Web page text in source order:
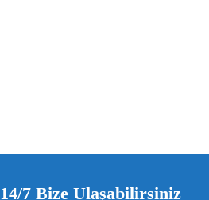
14/7 Bize Ulaşabilirsiniz